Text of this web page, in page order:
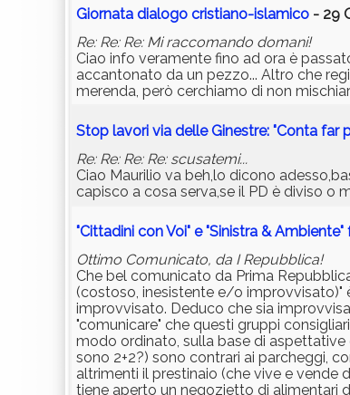
Giornata dialogo cristiano-islamico - 29
Re: Re: Re: Mi raccomando domani!
Ciao info veramente fino ad ora è
accantonato da un pezzo... Altro che
merenda, però cerchiamo di non
Stop lavori via delle Ginestre: "Conta far
Re: Re: Re: Re: scusatemi...
Ciao Maurilio va beh,lo dicono
capisco a cosa serva,se il PD è diviso o
"Cittadini con Voi" e "Sinistra &
Ottimo Comunicato, da I Repubblica!
Che bel comunicato da Prima
(costoso, inesistente e/o improvvisato)"
improvvisato. Deduco che sia
"comunicare" che questi gruppi
modo ordinato, sulla base di
sono 2+2?) sono contrari ai parcheggi,
altrimenti il prestinaio (che vive e vende
tiene aperto un negozietto di alimentari